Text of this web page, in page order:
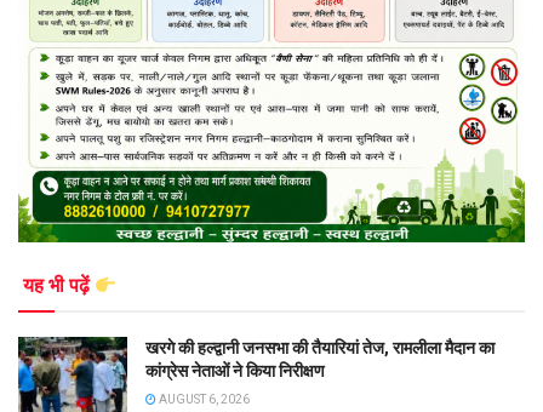
यह भी पढ़ें
खरगे की हल्द्वानी जनसभा की तैयारियां तेज, रामलीला मैदान का
कांग्रेस नेताओं ने किया निरीक्षण
AUGUST 6, 2026